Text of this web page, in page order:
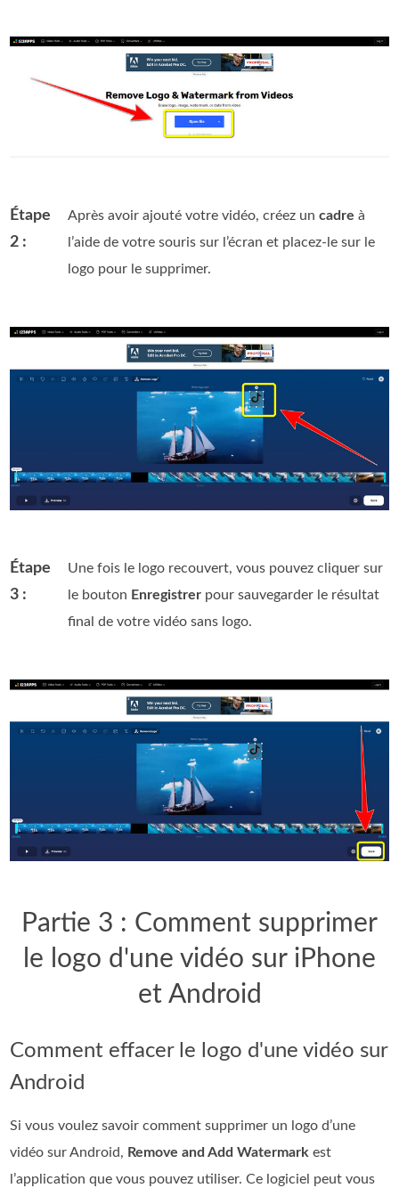
Étape
2 :
Après avoir ajouté votre vidéo, créez uncadre à
l’aide de votre souris sur l’écran et placez‑le sur le
logo pour le supprimer.
Étape
3 :
Une fois le logo recouvert, vous pouvez cliquer sur
le bouton Enregistrer pour sauvegarder le résultat
final de votre vidéo sans logo.
Partie 3 : Comment supprimer
le logo d'une vidéo sur iPhone
et Android
Comment effacer le logo d'une vidéo sur
Android
Si vous voulez savoir comment supprimer un logo d’une
vidéo sur Android, Remove and Add Watermark est
l’application que vous pouvez utiliser. Ce logiciel peut vous